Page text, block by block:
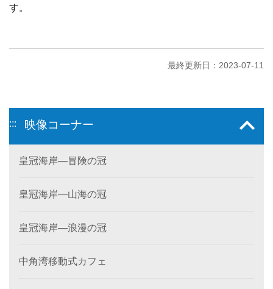
す。
最終更新日：2023-07-11
::: 映像コーナー
皇冠海岸—冒険の冠
皇冠海岸—山海の冠
皇冠海岸—浪漫の冠
中角湾移動式カフェ